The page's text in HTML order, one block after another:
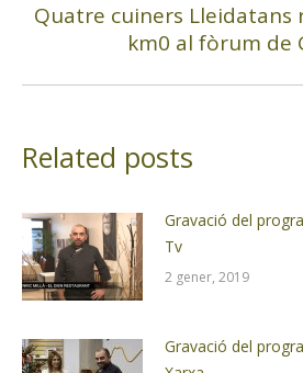
Next
post:
Quatre cuiners Lleidatans
km0 al fòrum de
Related posts
Gravació del
Tv
2 gener, 2019
Gravació del